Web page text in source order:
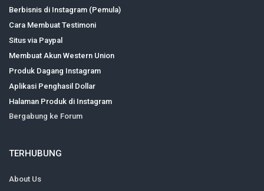
Berbisnis di Instagram (Pemula)
Cara Membuat Testimoni
Situs via Paypal
Membuat Akun Western Union
Produk Dagang Instagram
Aplikasi Penghasil Dollar
Halaman Produk di Instagram
Bergabung ke Forum
TERHUBUNG
About Us